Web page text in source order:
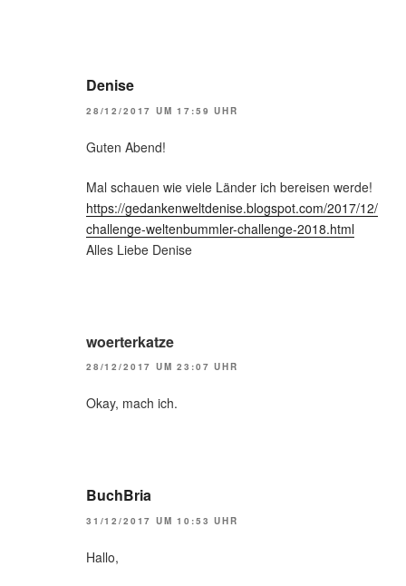
Denise
28/12/2017 UM 17:59 UHR
Guten Abend!
Mal schauen wie viele Länder ich bereisen werde!
https://gedankenweltdenise.blogspot.com/2017/12/
challenge-weltenbummler-challenge-2018.html
Alles Liebe Denise
woerterkatze
28/12/2017 UM 23:07 UHR
Okay, mach ich.
BuchBria
31/12/2017 UM 10:53 UHR
Hallo,